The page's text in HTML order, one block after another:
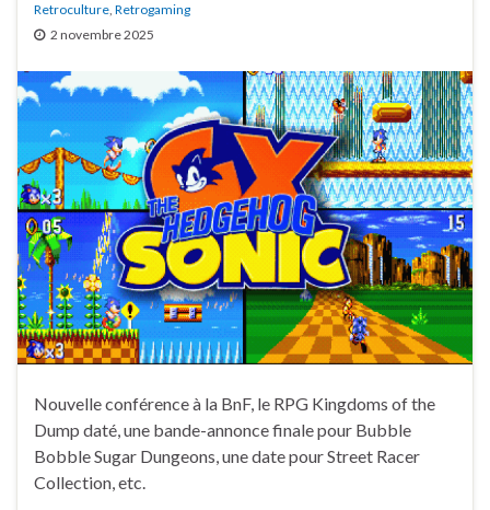
Retroculture, Retrogaming
2 novembre 2025
Nouvelle conférence à la BnF, le RPG Kingdoms of the
Dump daté, une bande-annonce finale pour Bubble
Bobble Sugar Dungeons, une date pour Street Racer
Collection, etc.